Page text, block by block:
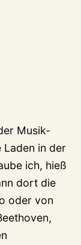
Musik-
Laden in der
ich, hieß
dort die
oder von